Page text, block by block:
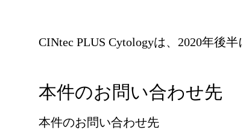
CINtec PLUS Cytologyは、2020年後
本件のお問い合わせ先
本件のお問い合わせ先